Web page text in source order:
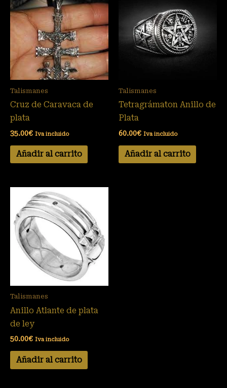
Talismanes
Cruz de Caravaca de
plata
35.00€ Iva incluido
Añadir al carrito
Talismanes
Tetragrámaton Anillo de
Plata
60.00€ Iva incluido
Añadir al carrito
Talismanes
Anillo Atlante de plata
de ley
50.00€ Iva incluido
Añadir al carrito